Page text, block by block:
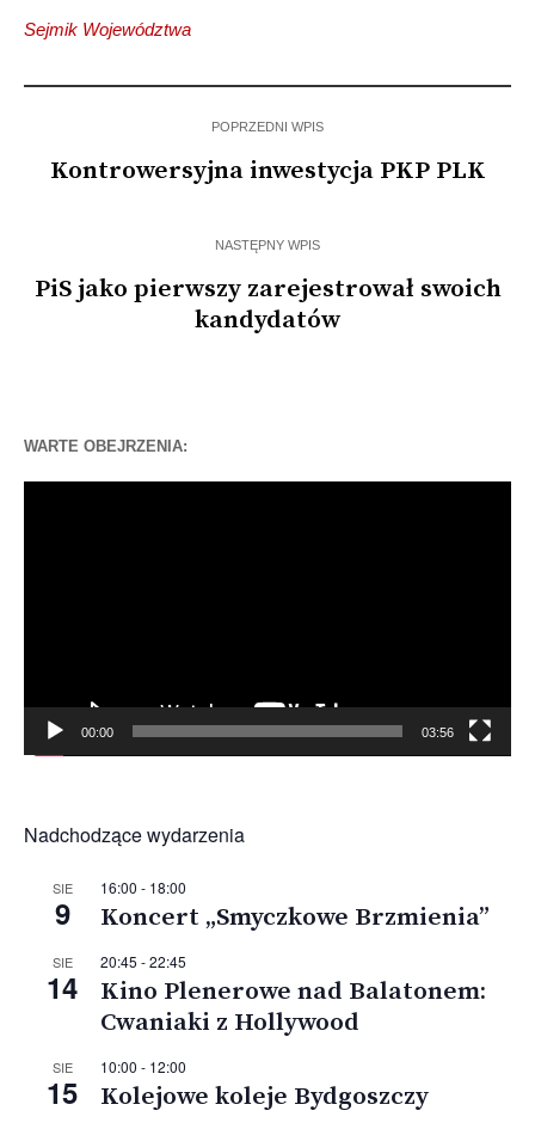
Sejmik Województwa
POPRZEDNI WPIS
Kontrowersyjna inwestycja PKP PLK
NASTĘPNY WPIS
PiS jako pierwszy zarejestrował swoich
kandydatów
WARTE OBEJRZENIA:
00:00 03:56
Nadchodzące wydarzenia
SIE
9
16:00 - 18:00
Koncert „Smyczkowe Brzmienia”
SIE
14
20:45 -22:45
Kino Plenerowe nad Balatonem:
Cwaniaki z Hollywood
SIE
15
10:00 - 12:00
Kolejowe koleje Bydgoszczy